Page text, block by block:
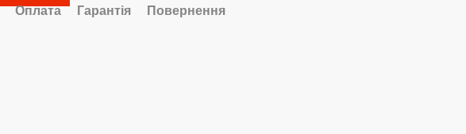
Оплата Гарантія Повернення